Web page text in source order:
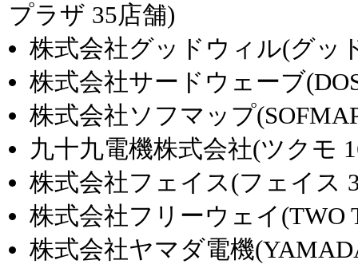
プラザ 35店舗)
株式会社グッドウィル(グッ
株式会社サードウェーブ
株式会社ソフマップ
九十九電機株式会社(ツクモ
株式会社フェイス(フェイス
株式会社フリーウェイ(TWO
株式会社ヤマダ電機